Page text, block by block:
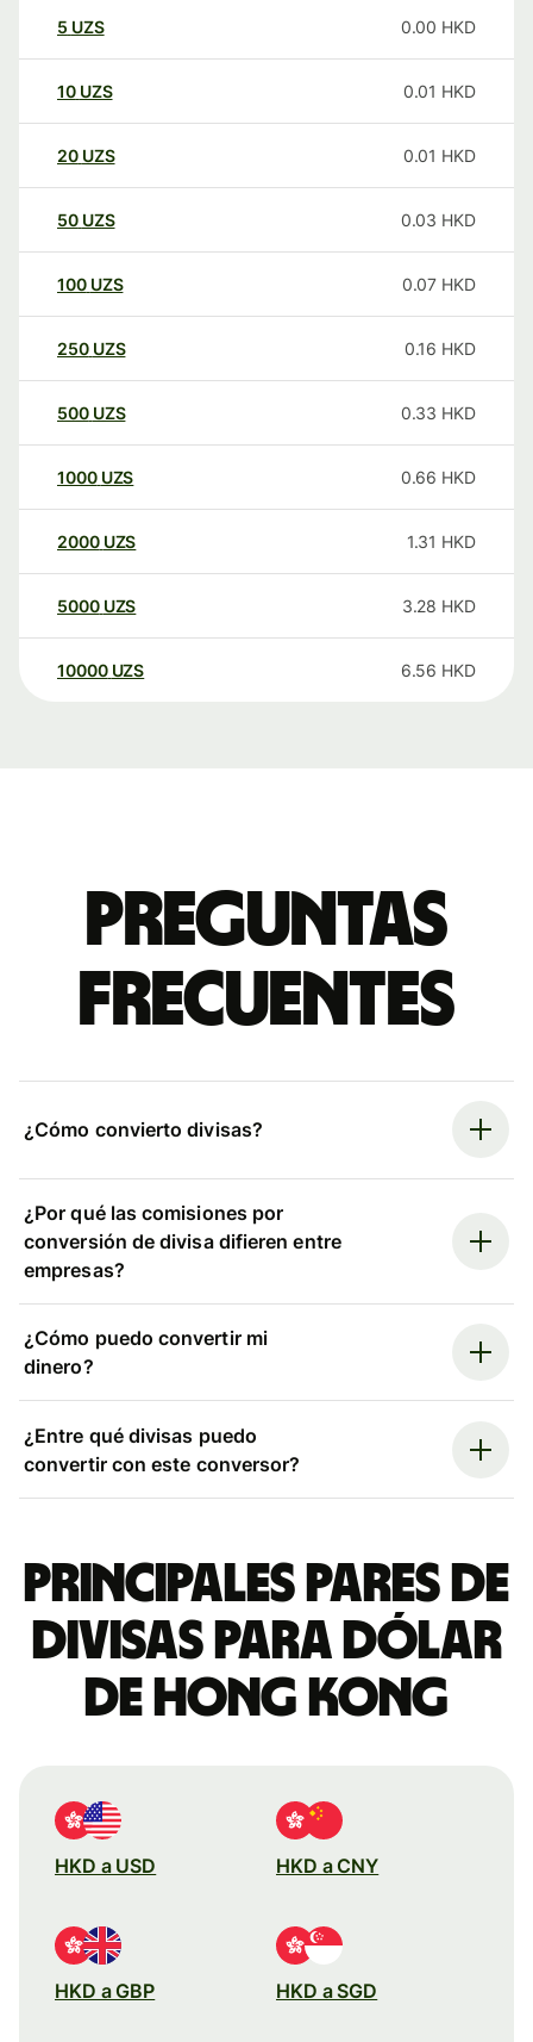
5 UZS 0.00 HKD
10 UZS 0.01 HKD
20 UZS 0.01 HKD
50 UZS 0.03 HKD
100 UZS 0.07 HKD
250 UZS 0.16 HKD
500 UZS 0.33 HKD
1000 UZS 0.66 HKD
2000 UZS 1.31 HKD
5000 UZS 3.28 HKD
10000 UZS 6.56 HKD
Preguntas
frecuentes
¿Cómo convierto divisas?
¿Por qué las comisiones por
conversión de divisa difieren entre
empresas?
¿Cómo puedo convertir mi
dinero?
¿Entre qué divisas puedo
convertir con este conversor?
Principales pares de
divisas para dólar
de Hong Kong
HKD a USD HKD a CNY
HKD a GBP HKD a SGD